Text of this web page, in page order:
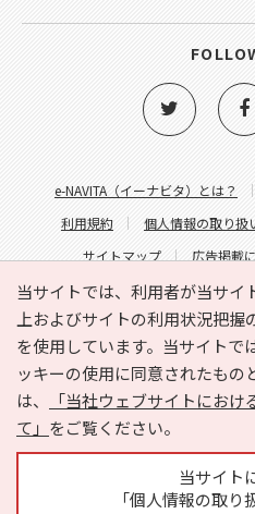
当サイトでは、利用者が当サ
上およびサイトの利用状況把握
を使用しています。当サイトで
ッキーの使用に同意されたもの
は、
「当社ウェブサイトにお
て」 をご覧ください。
当サイト
「個人情報の取
e-NAVITA（イーナビタ）とは？
利用規約
個人情報の取り扱
サイトマップ
広告掲載
サイトの内容に関
Copyright ©